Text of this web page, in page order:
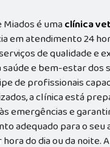
é umaclínica
em atendimento 24
de qualidade e
saúde e bem-estar dos
de profissionais
a clínica está
emergências e
adequado para o seu
do dia ou da noite.